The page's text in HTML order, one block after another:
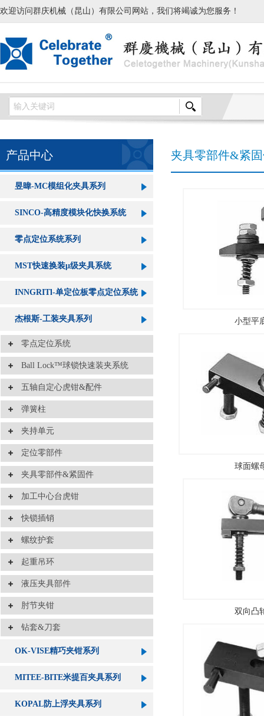
欢迎访问群庆机械（昆山）有限公司网站，我们将竭诚为您服务！
产品中心
昱暐-MC模组化夹具系列
SINCO-高精度模块化快换系统
零点定位系统系列
MST快速换装μ级夹具系统
INNGRITl-单定位板零点定位系统
杰根斯-工装夹具系列
零点定位系统
Ball Lock™球锁快速装夹系统
五轴自定心虎钳&配件
弹簧柱
夹持单元
定位零部件
夹具零部件&紧固件
加工中心台虎钳
快锁插销
螺纹护套
起重吊环
液压夹具部件
肘节夹钳
钻套&刀套
OK-VISE精巧夹钳系列
MITEE-BITE米提百夹具系列
KOPAL防上浮夹具系列
夹具零部件&紧
小型平
球面螺
双向凸